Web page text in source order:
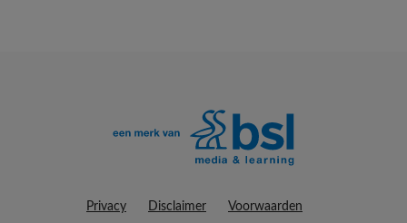
Privacy Disclaimer Voorwaarden